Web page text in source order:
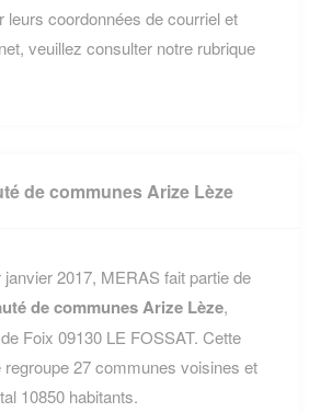
leurs coordonnées de courriel et
veuillez consulter notre rubrique
de communes Arize Lèze
janvier 2017, MERAS fait partie de
de communes Arize Lèze,
Foix 09130 LE FOSSAT. Cette
27 communes voisines et
10850 habitants.